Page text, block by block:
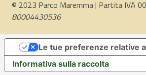
© 2023 Parco Maremma | Partita IVA
80004430536
Informativa sulla raccolta
Le tue preferenze relative